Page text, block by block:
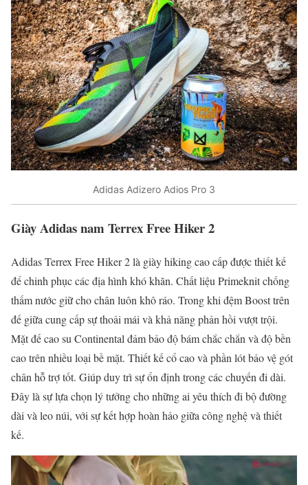
Adidas Adizero Adios Pro 3
Giày Adidas nam Terrex Free Hiker 2
Adidas Terrex Free Hiker 2 là giày hiking cao cấp được thiết kế
để chinh phục các địa hình khó khăn. Chất liệu Primeknit chống
thấm nước giữ cho chân luôn khô ráo. Trong khi đệm Boost trên
đế giữa cung cấp sự thoải mái và khả năng phản hồi vượt trội.
Mặt đế cao su Continental đảm bảo độ bám chắc chắn và độ bền
cao trên nhiều loại bề mặt. Thiết kế cổ cao và phần lót bảo vệ gót
chân hỗ trợ tốt. Giúp duy trì sự ổn định trong các chuyến đi dài.
Đây là sự lựa chọn lý tưởng cho những ai yêu thích đi bộ đường
dài và leo núi, với sự kết hợp hoàn hảo giữa công nghệ và thiết
kế.